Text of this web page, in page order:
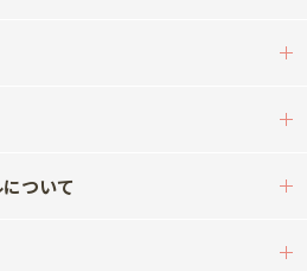
ついて